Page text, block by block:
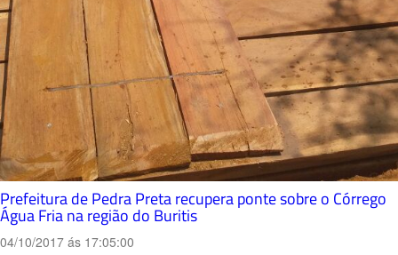
Prefeitura de Pedra Preta recupera ponte sobre o Córrego
Água Fria na região do Buritis
04/10/2017 ás 17:05:00